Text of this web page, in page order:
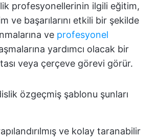
profesyonellerinin ilgili eğitim,
ve başarılarını etkili bir şekilde
ve profesyonel
yardımcı olacak bir
veya çerçeve görevi görür.
özgeçmiş şablonu şunları
ve kolay taranabilir